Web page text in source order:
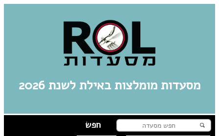
מסעדות מומלצות באילת לשנת 2026